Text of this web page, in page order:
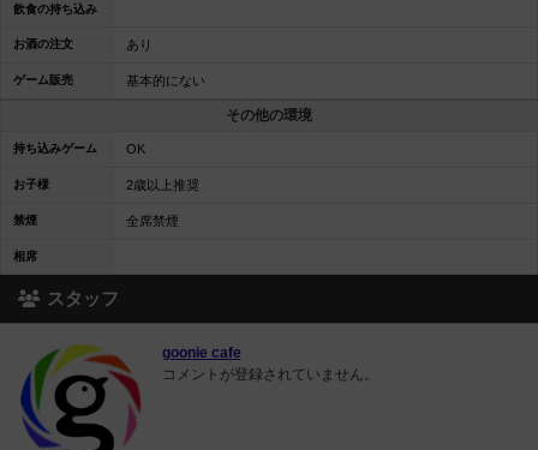
飲食の持ち込み
お酒の注文 あり
ゲーム販売 基本的にない
その他の環境
持ち込みゲーム OK
お子様 2歳以上推奨
禁煙 全席禁煙
相席
スタッフ
goonie cafe
コメントが登録されていません。